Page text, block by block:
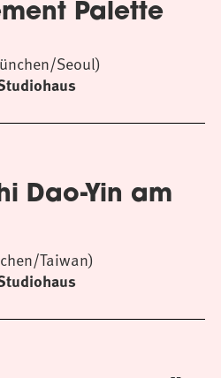
Palette
Seoul)
Dao-Yin am
Taiwan)